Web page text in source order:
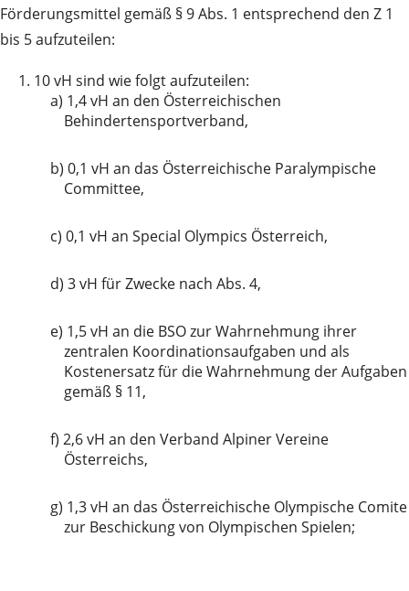
Förderungsmittel gemäß § 9 Abs. 1 entsprechend den Z 1
bis 5 aufzuteilen:
1. 10 vH sind wie folgt aufzuteilen:
a) 1,4 vH an den Österreichischen
Behindertensportverband,
b) 0,1 vH an das Österreichische Paralympische
Committee,
c) 0,1 vH an Special Olympics Österreich,
d) 3 vH für Zwecke nach Abs. 4,
e) 1,5 vH an die BSO zur Wahrnehmung ihrer
zentralen Koordinationsaufgaben und als
Kostenersatz für die Wahrnehmung der Aufgaben
gemäß § 11,
f) 2,6 vH an den Verband Alpiner Vereine
Österreichs,
g) 1,3 vH an das Österreichische Olympische Comite
zur Beschickung von Olympischen Spielen;